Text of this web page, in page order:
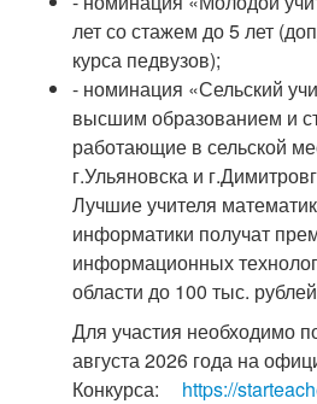
лет со стажем до 5 лет
курса педвузов);
- номинация «Сельский
высшим образованием и
работающие в сельской
г.Ульяновска и
Лучшие учителя
информатики получат
информационных
области до 100 тыс.
Для участия необходимо
августа 2026 года на
Конкурса:
https://